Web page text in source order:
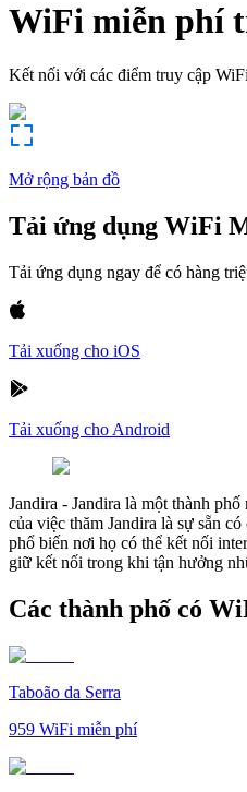
WiFi miễn phí
Kết nối với các điểm truy cập
Mở rộng bản đồ
Tải ứng dụng WiFi
Tải ứng dụng ngay để có hàng
Tải xuống cho iOS
Tải xuống cho Android
Jandira - Jandira là một thành
của việc thăm Jandira là sự sẵn
phổ biến nơi họ có thể kết nối
giữ kết nối trong khi tận hưởng
Các thành phố có
Taboão da Serra
959 WiFi miễn phí